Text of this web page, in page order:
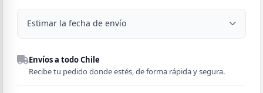
Estimar la fecha de envío
Despacho a domicilio
Región
Envíos a todo Chile
Recibe tu pedido donde estés, de forma rápida y segura.